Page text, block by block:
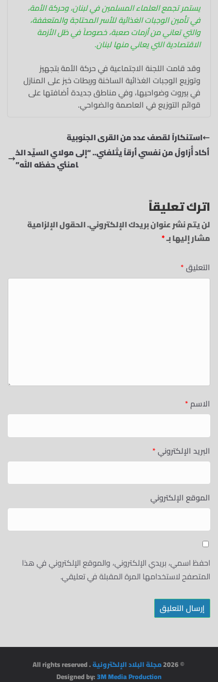
يستمر تجمع العلماء المسلمين في لبنان، وحركة الأمة،
في تأمين الوجبات الغذائية للأسر المحتاجة والمتعففة،
والتي تعاني من أزمات صعبة، خصوصاً في ظل الأزمة
الاقتصادية التي يعاني منها لبنان.
وقد قامت اللجنة الاجتماعية في حركة الأمة بتجهيز
وتوزيع الوجبات الغذائية الساخنة وربطات خبز على المنازل
في بيروت وضواحيها، وفي مناطق جديدة أضافتها على
قوائم التوزيع في العاصمة والضواحي.
استنكاراً لقصف عدد من القرى الجنوبية
أكاد أُزاولُ من نفسي‏ أرقاً يتْلفني.. “إلى مولاي السيِّد الخ
امنئي حفظه الله”
اترك تعليقاً
لن يتم نشر عنوان بريدك الإلكتروني.الحقول الإلزامية
مشار إليها بـ*
التعليق*
الاسم*
البريد الإلكتروني*
الموقع الإلكتروني
احفظ اسمي، بريدي الإلكتروني، والموقع الإلكتروني في هذا
المتصفح لاستخدامها المرة المقبلة في تعليقي.
© 2026 مجلة البلاد الإلكترونية. All rights reserved
Designed by:3M Media Production